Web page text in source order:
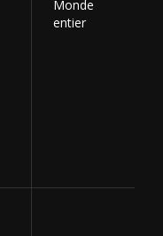
Monde
entier